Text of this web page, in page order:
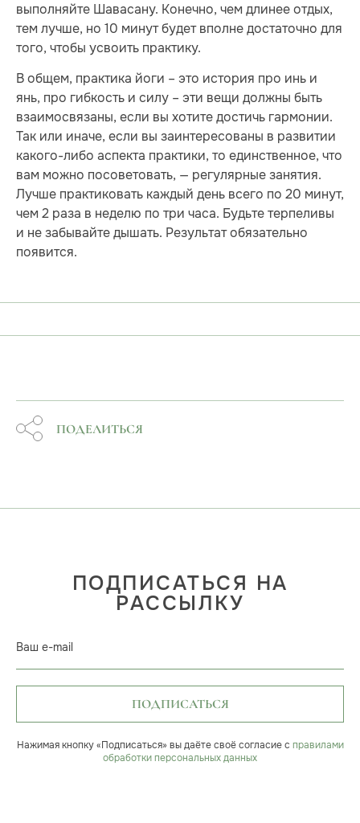
выполняйте Шавасану. Конечно, чем длинее отдых,
тем лучше, но 10 минут будет вполне достаточно для
того, чтобы усвоить практику.
В общем, практика йоги – это история про инь и
янь, про гибкость и силу – эти вещи должны быть
взаимосвязаны, если вы хотите достичь гармонии.
Так или иначе, если вы заинтересованы в развитии
какого-либо аспекта практики, то единственное, что
вам можно посоветовать, — регулярные занятия.
Лучше практиковать каждый день всего по 20 минут,
чем 2 раза в неделю по три часа. Будьте терпеливы
и не забывайте дышать. Результат обязательно
появится.
ПОДЕЛИТЬСЯ
ПОДПИСАТЬСЯ НА
РАССЫЛКУ
Ваш e-mail
ПОДПИСАТЬСЯ
Нажимая кнопку «Подписаться» вы даёте своё согласие с правилами
обработки персональных данных